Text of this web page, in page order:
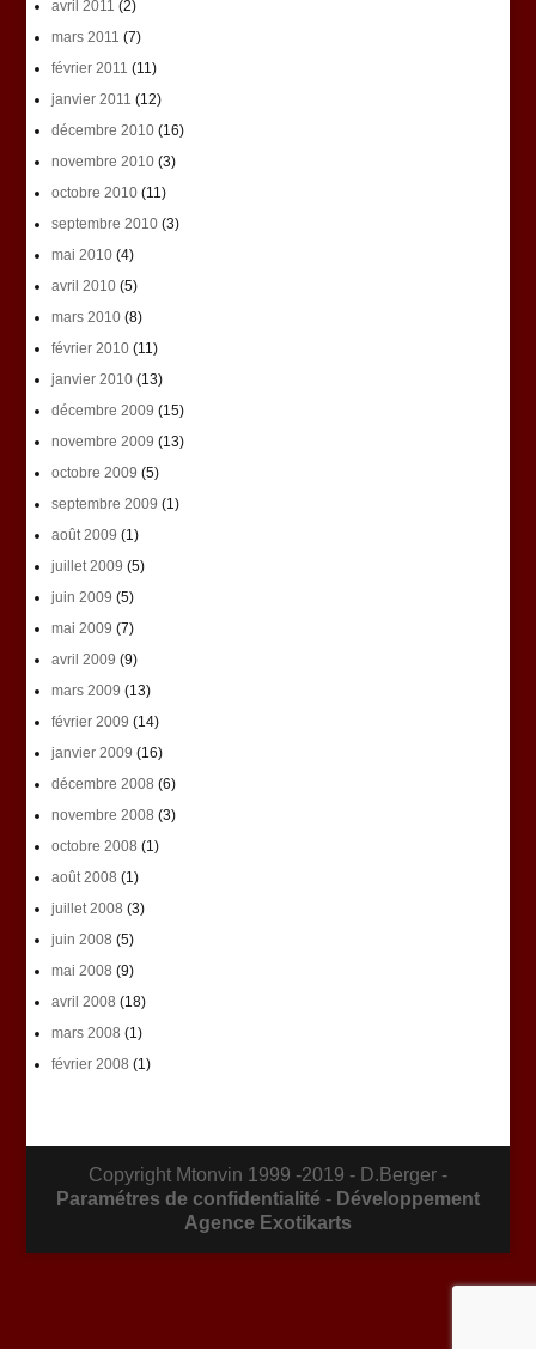
avril 2011 (2)
mars 2011 (7)
février 2011 (11)
janvier 2011 (12)
décembre 2010(16)
novembre 2010(3)
octobre 2010(11)
septembre 2010(3)
mai 2010(4)
avril 2010(5)
mars 2010(8)
février 2010(11)
janvier 2010(13)
décembre 2009 (15)
novembre 2009 (13)
octobre 2009 (5)
septembre 2009 (1)
août 2009 (1)
juillet 2009 (5)
juin 2009 (5)
mai 2009 (7)
avril 2009 (9)
mars 2009 (13)
février 2009 (14)
janvier 2009 (16)
décembre 2008 (6)
novembre 2008 (3)
octobre 2008 (1)
août 2008 (1)
juillet 2008 (3)
juin 2008 (5)
mai 2008 (9)
avril 2008 (18)
mars 2008 (1)
février 2008 (1)
Copyright Mtonvin 1999 -2019 - D.Berger -
Paramétres de confidentialité - Développement
Agence Exotikarts